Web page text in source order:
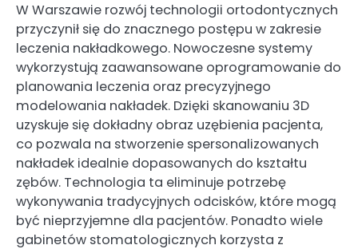
W Warszawie rozwój technologii ortodontycznych
przyczynił się do znacznego postępu w zakresie
leczenia nakładkowego. Nowoczesne systemy
wykorzystują zaawansowane oprogramowanie do
planowania leczenia oraz precyzyjnego
modelowania nakładek. Dzięki skanowaniu 3D
uzyskuje się dokładny obraz uzębienia pacjenta,
co pozwala na stworzenie spersonalizowanych
nakładek idealnie dopasowanych do kształtu
zębów. Technologia ta eliminuje potrzebę
wykonywania tradycyjnych odcisków, które mogą
być nieprzyjemne dla pacjentów. Ponadto wiele
gabinetów stomatologicznych korzysta z